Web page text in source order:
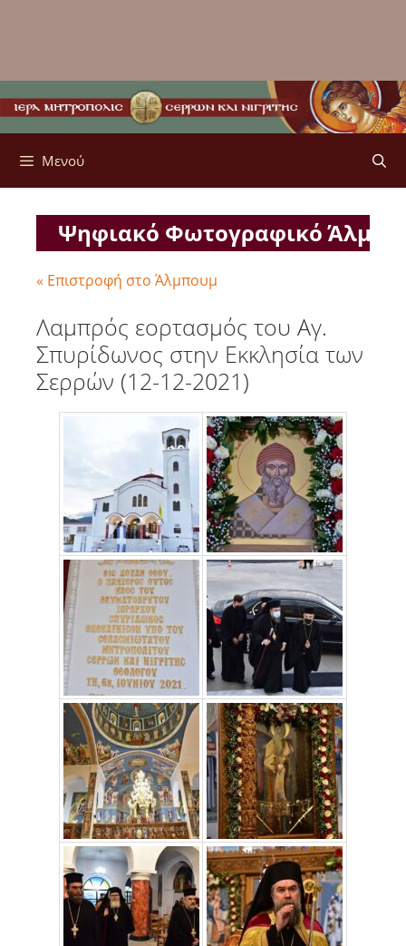
Μενού
Ψηφιακό Φωτογραφικό
« Επιστροφή στο Άλμπουμ
Λαμπρός εορτασμός του Αγ.
Σπυρίδωνος στην Εκκλησία των
Σερρών (12-12-2021)